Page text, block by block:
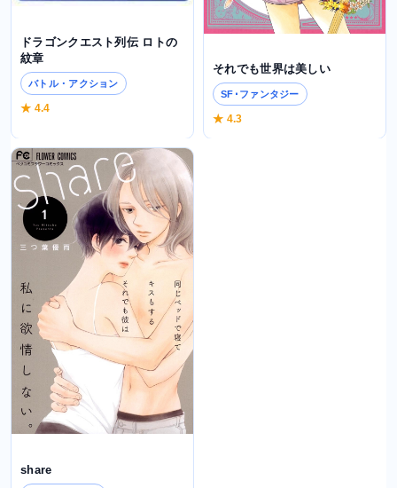
ドラゴンクエスト列伝 ロトの
紋章
バトル・アクション
★ 4.4
それでも世界は美しい
SF･ファンタジー
★ 4.3
share